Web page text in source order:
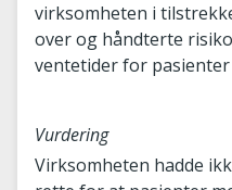
virksomheten i
over og håndterte
ventetider for pasienter
Vurdering
Virksomheten hadde